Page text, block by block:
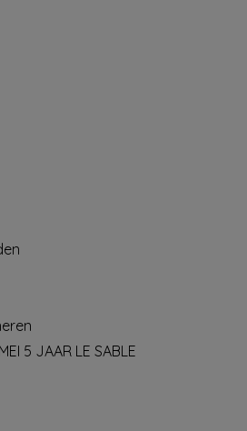
5 JAAR LE SABLE